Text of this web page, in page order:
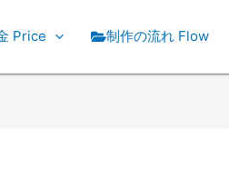
Price 制作の流れ Flow